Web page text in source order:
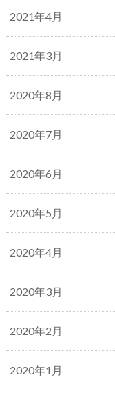
2021年4月
2021年3月
2020年8月
2020年7月
2020年6月
2020年5月
2020年4月
2020年3月
2020年2月
2020年1月